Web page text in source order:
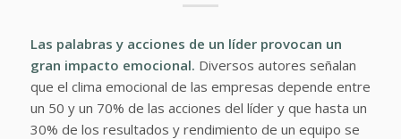
Las palabras y acciones de un líder provocan un
gran impacto emocional. Diversos autores señalan
que el clima emocional de las empresas depende entre
un 50 y un 70% de las acciones del líder y que hasta un
30% de los resultados y rendimiento de un equipo se